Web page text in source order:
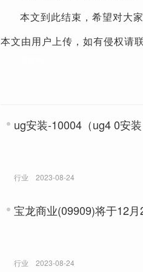
本文到此结束，希望对大家
本文由用户上传，如有侵权请
ug安装-10004（ug4 0安装
行业 2023-08-24
宝龙商业(09909)将于12
行业 2023-08-24